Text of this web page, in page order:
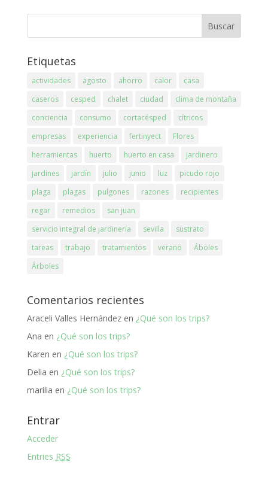
Etiquetas
actividades agosto ahorro calor
casa
caseros
cesped chalet ciudad
clima de montaña
conciencia
consumo cortacésped
cítricos
empresas
experiencia fertinyect
Flores
herramientas
huerto huerto en casa
jardinero
jardines
jardín julio junio luz
picudo rojo
plaga
plagas pulgones razones
recipientes
regar
remedios
san juan
servicio integral de jardinería
sevilla
sustrato
tareas
trabajo tratamientos verano
Áboles
Árboles
Comentarios recientes
Araceli Valles Hernándezen ¿Qué son los trips?
Ana en ¿Qué son los trips?
Karen en ¿Qué son los trips?
Delia en ¿Qué son los trips?
marilia en ¿Qué son los trips?
Entrar
Acceder
Entries RSS